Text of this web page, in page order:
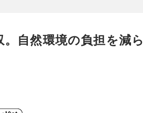
自然環境の負担を減ら